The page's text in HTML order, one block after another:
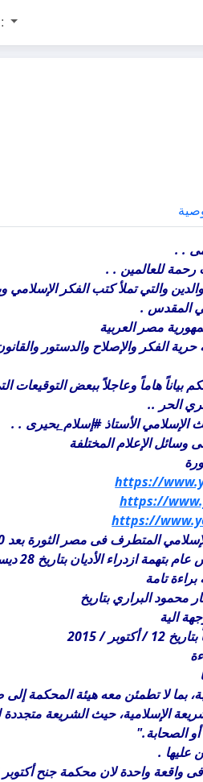
للتواصل:
. .
للعالمين . .
والتي تملأ كتب الفكر الإسلامي
المقدس .
مصر العربية
الفكر والإصلاح والدستور
الحر ..
الإسلامي الأستاذ #إسلام_بحيرى . .
وسائل الإعلام المختلفة
https://
https://
https://
فى مصر الثورة بعد 30 يونيو ، ،
الأديان بتاريخ 28 ديسمبر 2015
تامة
محمود البراري بتاريخ
/ 2015
بما لا تطمئن معه هيئة المحكمة إلى
الإسلامية، حيث الشريعة
الصحابة."
عليها .
واقعة واحدة لان محكمة جنح